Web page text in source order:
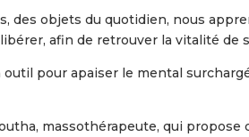
des objets du quotidien, nous
afin de retrouver la vitalité de
outil pour apaiser le mental
massothérapeute, qui propose